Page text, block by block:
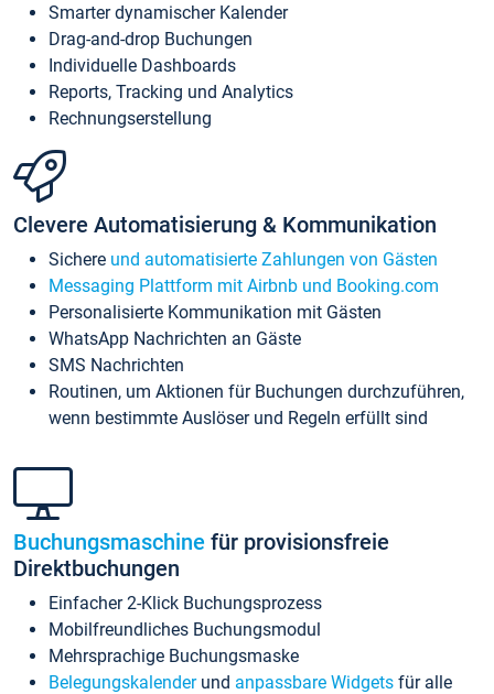
Smarter dynamischer Kalender
Drag-and-drop Buchungen
Individuelle Dashboards
Reports, Tracking und Analytics
Rechnungserstellung
Clevere Automatisierung & Kommunikation
Sichere und automatisierte Zahlungen von Gästen
Messaging Plattform mit Airbnb und Booking.com
Personalisierte Kommunikation mit Gästen
WhatsApp Nachrichten an Gäste
SMS Nachrichten
Routinen, um Aktionen für Buchungen durchzuführen,
wenn bestimmte Auslöser und Regeln erfüllt sind
Buchungsmaschine für provisionsfreie
Direktbuchungen
Einfacher 2-Klick Buchungsprozess
Mobilfreundliches Buchungsmodul
Mehrsprachige Buchungsmaske
Belegungskalenderund anpassbare Widgets für alle